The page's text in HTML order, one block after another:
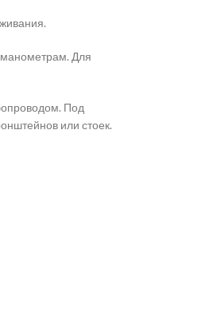
манометрам. Для
Под
или стоек.